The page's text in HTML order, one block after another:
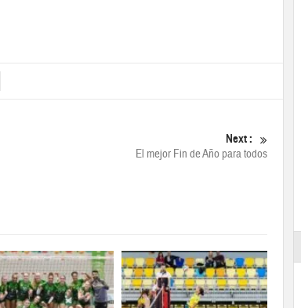
Next :
El mejor Fin de Año para todos